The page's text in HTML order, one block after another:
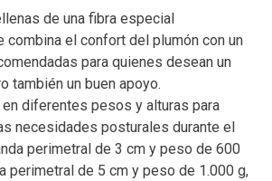
de una fibra especial
combina el confort del plumón con un
para quienes desean un
también un buen apoyo.
diferentes pesos y alturas para
necesidades posturales durante el
perimetral de 3 cm y peso de 600
perimetral de 5 cm y peso de 1.000 g,